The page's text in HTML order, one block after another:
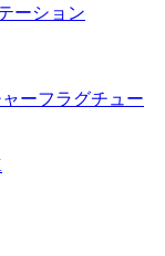
ーション
ーフラグチュー